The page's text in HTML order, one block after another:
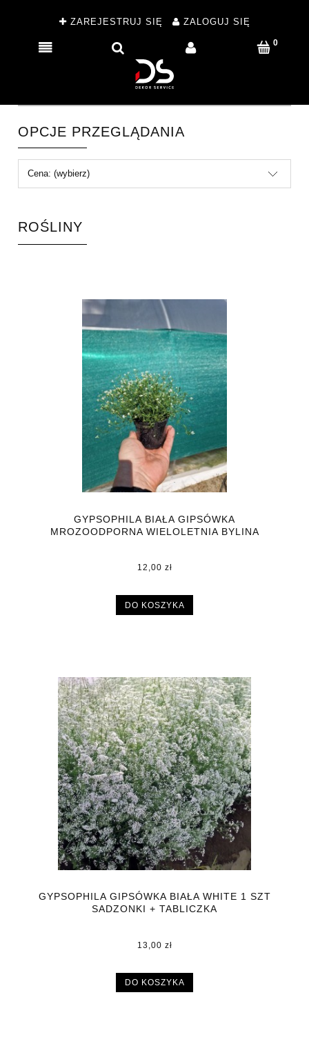
ZAREJESTRUJ SIĘ ZALOGUJ SIĘ
OPCJE PRZEGLĄDANIA
Cena: (wybierz)
ROŚLINY
GYPSOPHILA BIAŁA GIPSÓWKA
MROZOODPORNA WIELOLETNIA BYLINA
12,00 zł
DO KOSZYKA
GYPSOPHILA GIPSÓWKA BIAŁA WHITE 1 SZT
SADZONKI + TABLICZKA
13,00 zł
DO KOSZYKA